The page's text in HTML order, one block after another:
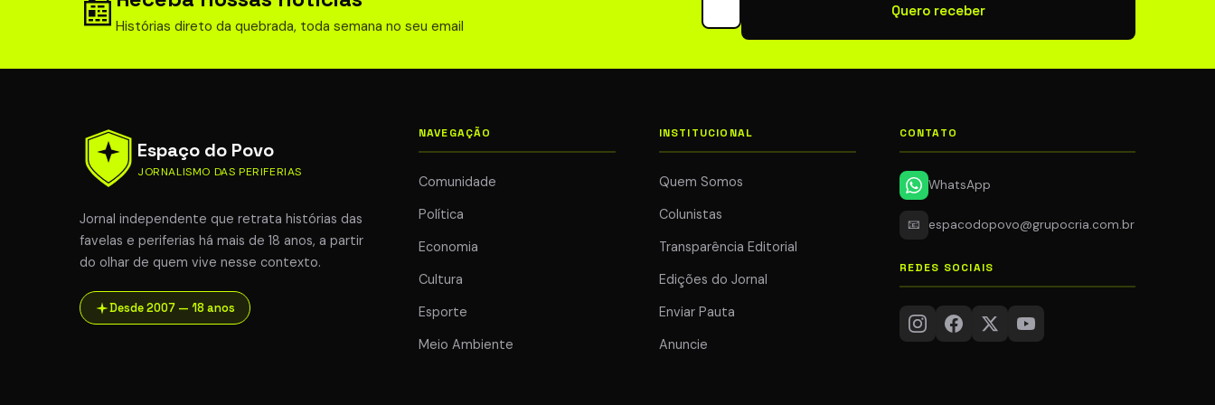
📰 Histórias direto da quebrada, toda semana no seu email
Quero receber
Espaço do Povo
JORNALISMO DAS PERIFERIAS
Jornal independente que retrata histórias das
favelas e periferias há mais de 18 anos, a partir
do olhar de quem vive nesse contexto.
Desde 2007 — 18 anos
NAVEGAÇÃO
Comunidade
Política
Economia
Cultura
Esporte
Meio Ambiente
INSTITUCIONAL
Quem Somos
Colunistas
Transparência Editorial
Edições do Jornal
Enviar Pauta
Anuncie
CONTATO
WhatsApp
📧 espacodopovo@grupocria.com.br
REDES SOCIAIS